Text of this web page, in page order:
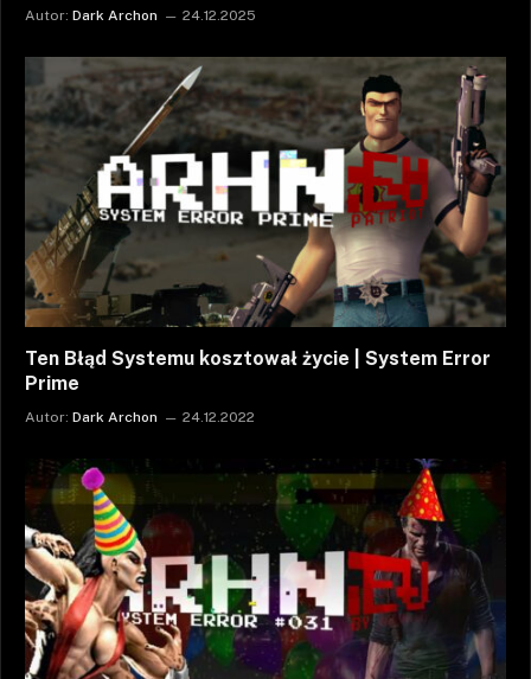
Autor: Dark Archon 24.12.2025
Ten Błąd Systemu kosztował życie | System Error
Prime
Autor: Dark Archon 24.12.2022